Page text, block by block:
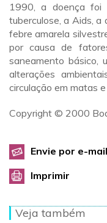
1990, a doença foi
tuberculose, a Aids, a
febre amarela
por causa de
saneamento básico,
alterações
circulação em matas
Copyright © 2000
Envie por e-mail
Imprimir
Veja também